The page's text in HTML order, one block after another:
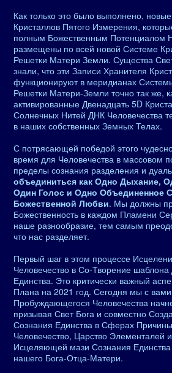
Как только это было выполнено,
Кристаллов Пятого Измерения,
полным Божественным Потенциалом
размещены по всей новой Системе
Решетки Матери Земли. Существа
знали, что эти Записи Хранителя
функционируют в меридианах
Решетки Матери-Земли точно так же,
активированные Двенадцать 5D
Солнечных Нитей ДНК Человечества
в наших собственных Земных Телах.
С потрясающей победой этого
время для Человечества в массовом
пределы сознания разделения и
объединиться как Одно Дыхание,
Один Голос и Одно Объединенное
Божественной Любви. Мы должны
Божественность в каждом Пламени
наше разнообразие, тем самым
что нас разделяет.
Первый шаг в этом процессе
Человечество в Со-Творение
Единства. Это критически важный
Плана на 2021 год. Сегодня мы с вами
Пробуждающегося Человечества
призывая Свет Бога и совместно
Сознания Единства в Сферах
Человечество, Царство Элементалей
Исцеляющей мази Сознания
нашего Бога-Отца-Матери.